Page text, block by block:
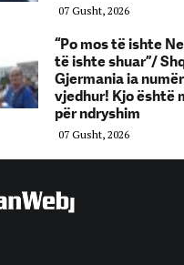
07 Gusht, 2026
“Po mos të ishte
të ishte shuar”/
Gjermania ia
vjedhur! Kjo është
për ndryshim
07 Gusht, 2026